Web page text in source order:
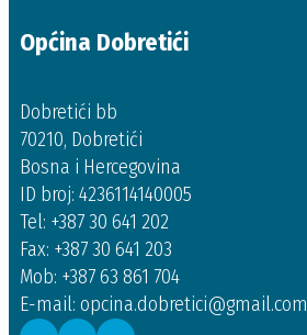
Općina Dobretići
Dobretići bb
70210, Dobretići
Bosna i Hercegovina
ID broj: 4236114140005
Tel: +387 30 641 202
Fax: +387 30 641 203
Mob: +387 63 861 704
E-mail: opcina.dobretici@gmail.com